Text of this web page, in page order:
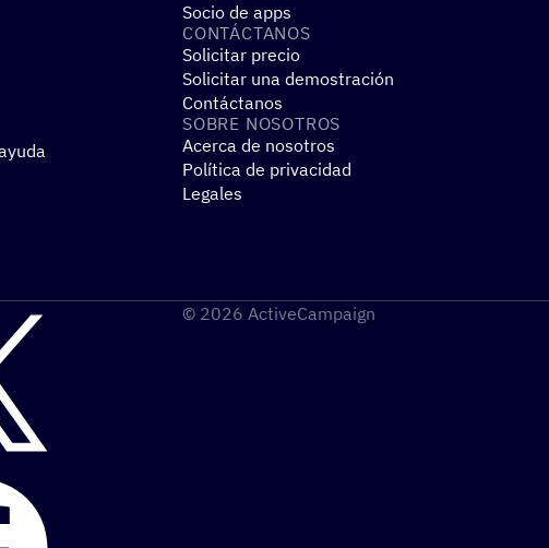
Socio de apps
CONTÁC­TA­NOS
Solicitar precio
Solicitar una demostración
Contáctanos
SOBRE NOSO­TROS
Acerca de nosotros
Política de privacidad
Legales
© 2026 ActiveCampaign